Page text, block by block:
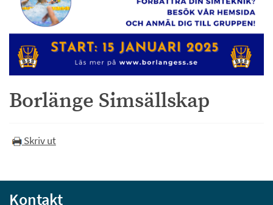
Borlänge Simsällskap
Skriv ut
Kontakt